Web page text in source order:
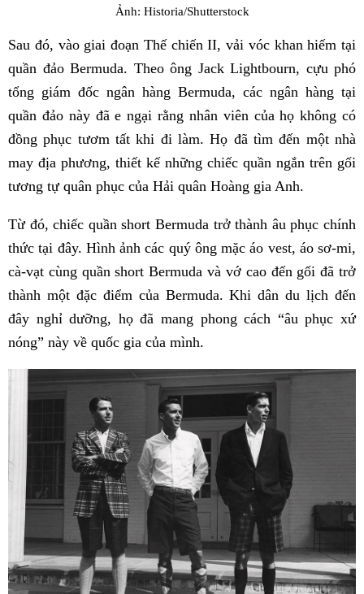
Ảnh: Historia/Shutterstock
Sau đó, vào giai đoạn Thế chiến II, vải vóc khan hiếm tại
quần đảo Bermuda. Theo ông Jack Lightbourn, cựu phó
tổng giám đốc ngân hàng Bermuda, các ngân hàng tại
quần đảo này đã e ngại rằng nhân viên của họ không có
đồng phục tươm tất khi đi làm. Họ đã tìm đến một nhà
may địa phương, thiết kế những chiếc quần ngắn trên gối
tương tự quân phục của Hải quân Hoàng gia Anh.
Từ đó, chiếc quần short Bermuda trở thành âu phục chính
thức tại đây. Hình ảnh các quý ông mặc áo vest, áo sơ-mi,
cà-vạt cùng quần short Bermuda và vớ cao đến gối đã trở
thành một đặc điểm của Bermuda. Khi dân du lịch đến
đây nghỉ dưỡng, họ đã mang phong cách “âu phục xứ
nóng” này về quốc gia của mình.